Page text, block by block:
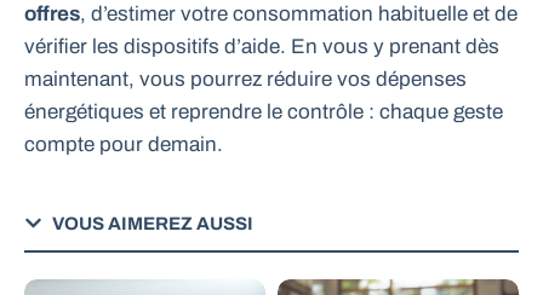
offres, d’estimer votre consommation habituelle et de
vérifier les dispositifs d’aide. En vous y prenant dès
maintenant, vous pourrez réduire vos dépenses
énergétiques et reprendre le contrôle : chaque geste
compte pour demain.
VOUS AIMEREZ AUSSI